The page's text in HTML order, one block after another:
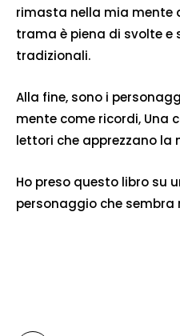
rimasta nella mia mente
trama è piena di svolte e
tradizionali.
Alla fine, sono i
mente come ricordi, Una
lettori che apprezzano la
Ho preso questo libro su
personaggio che sembra